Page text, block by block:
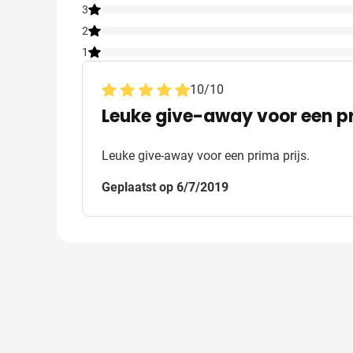
3
2
1
10/10
Leuke give-away voor een
Leuke give-away voor een prima prijs.
Geplaatst op 6/7/2019